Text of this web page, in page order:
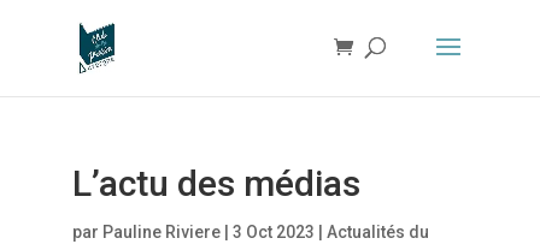
L’actu des médias
par Pauline Riviere| 3 Oct 2023
Actualités du